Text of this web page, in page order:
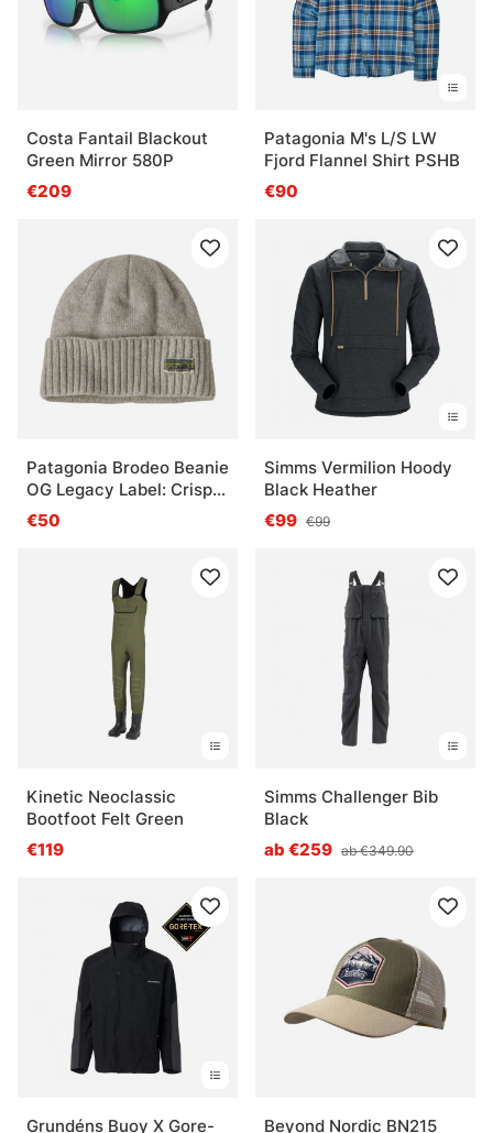
Costa Fantail Blackout
Green Mirror 580P
€209
Patagonia M's L/S LW
Fjord Flannel Shirt PSHB
€90
Patagonia Brodeo Beanie
OG Legacy Label: Crisp
Grey
€50
Simms Vermilion Hoody
Black Heather
€99 €99
Kinetic Neoclassic
Bootfoot Felt Green
€119
Simms Challenger Bib
Black
ab €259 ab €349.90
Grundéns Buoy X Gore-
Beyond Nordic BN215